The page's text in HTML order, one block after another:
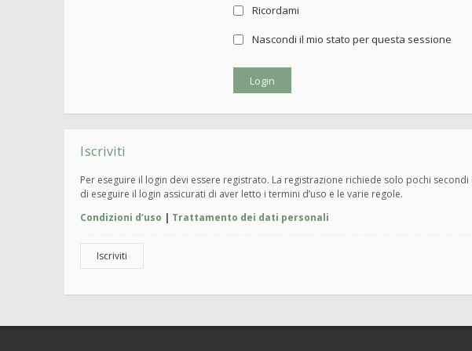
Ricordami
Nascondi il mio stato per questa sessione
Iscriviti
Per eseguire il login devi essere registrato. La registrazione richiede solo pochi
di eseguire il login assicurati di aver letto i termini d’uso e le varie regole.
Condizioni d’uso | Trattamento dei dati personali
Iscriviti